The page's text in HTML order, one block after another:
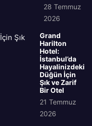
28 Temmuz
2026
Grand
Harilton
Hotel:
İstanbul’da
Hayalinizdeki
Düğün İçin
Şık ve Zarif
Bir Otel
21 Temmuz
2026